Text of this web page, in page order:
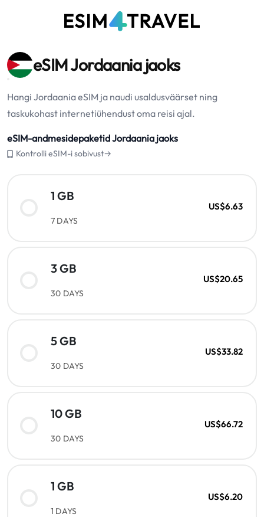
eSIM Jordaania jaoks
Hangi Jordaania eSIM ja naudi usaldusväärset ning
taskukohast internetiühendust oma reisi ajal.
eSIM-andmesidepaketid Jordaania jaoks
Kontrolli eSIM-i sobivust→
1 GB
7 DAYS
US$6.63
3 GB
30 DAYS
US$20.65
5 GB
30 DAYS
US$33.82
10 GB
30 DAYS
US$66.72
1 GB
1 DAYS
US$6.20